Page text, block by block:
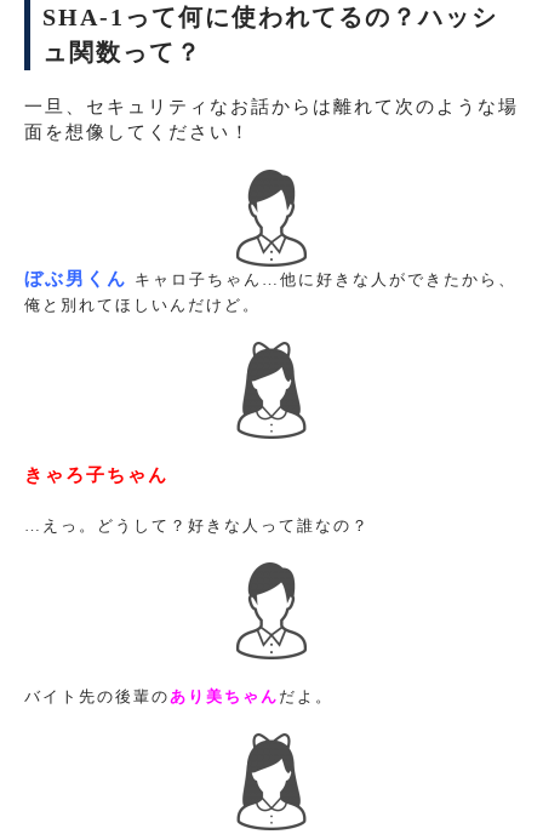
SHA-1って何に使われてるの？ハッシ
ュ関数って？
一旦、セキュリティなお話からは離れて次のような場
面を想像してください！
ぼぶ男くん キャロ子ちゃん…他に好きな人ができたから、
俺と別れてほしいんだけど。
きゃろ子ちゃん
…えっ。どうして？好きな人って誰なの？
バイト先の後輩のあり美ちゃん だよ。